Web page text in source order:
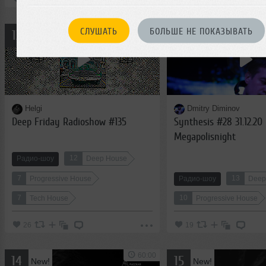
СЛУШАТЬ БОЛЬШЕ НЕ ПОКАЗЫВАТЬ
12
Helgi
Deep Friday Radioshow #135
Радио-шоу 12 Deep House
7 Progressive House
7 Tech House
26
1:02:43 13 New!
Dmitry Diminov
Synthesis #28 31.12.20
Megapolisnight
Радио-шоу 13
10 Progressive House
19
14 New!
60:00 15 New!